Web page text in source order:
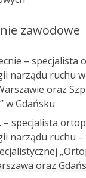
zawodowe
– specjalista
narządu ruchu
oraz
w Gdańsku
– specjalista
narządu ruchu –
oraz